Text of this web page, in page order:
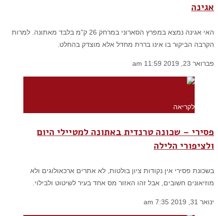
אגינה
האי אגינה נמצא במפרץ הסארוני במרחק 26 ק"מ בלבד מאתונה. למרות
הקרבה הביקור בו אינו בררת מחדל אלא מוצדק בהחלט.
פברואר 23, 2019 11:59 am
לקריאה
פסירי – שכונה טרנדית באתונה למטיילי היום
ולציפורי הלילה
בשכונת פסירי אין נקודות ציון בולטות, לא אתרים ארכאולוגים ולא
מוזיאונים חשובים, אבל זהו האזור מס אחד בעיר לשיטוט ולבילוי.
ינואר 31, 2019 7:35 am